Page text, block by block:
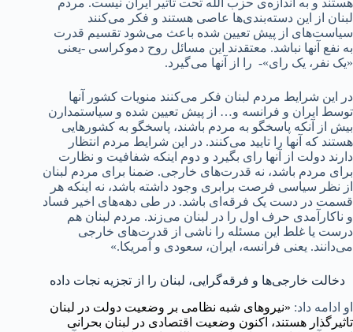
لبنان از این دسته‌بندی‌ها عاصی هستند و فکر می‌کنند
سیاست‌های از پیش تعیین شده باعث می‌شود تقسیم قدرت
به نفع آنها نباشد. معتقدند این مسائل روح دموکراسی -یعنی
«یک نفر، یک رای»- را از آنها می‌گیرد.
در این شرایط مردم لبنان فکر می‌کنند منویات کشور آنها
توسط ایران و فرانسه و… از پیش تعیین شده و سیاستمدارن
بیش از آنکه پاسخگو به مردم باشند، پاسخگو به کشورهایی
هستند که آنها را تایید می‌کنند. در این شرایط مردم انتظار
دارند دولت از آنها رای بگیرد و دوم اینکه شفافیت و نظارت
برای مردم باشد، نه قدرت‌های خارجی. ضمنا برای مردم لبنان
از نظر سیاسی فرصت برابری وجود داشته باشد، نه اینکه هر
قسمت در دست یک فرقه‌ای باشد. در طی دهه‌های اخیر فساد
و ناکارآمدی حرف اول را در لبنان می‌‌زند. مردم لبنان هم
درست یا غلط این مسئله را ناشی از قدرت‌‌های خارجی
می‌دانند. یعنی فرانسه، ایران، سعودی و آمریکا.»
دخالت خارجی‌ها و فرقه‌گرایی، لبنان را از تجزیه نجات داده
او ادامه داد: «نیروهای شبه نظامی بر وضعیت دولت در لبنان
تاثیرگذار هستند، اکنون وضعیت اقتصادی در لبنان بحرانی